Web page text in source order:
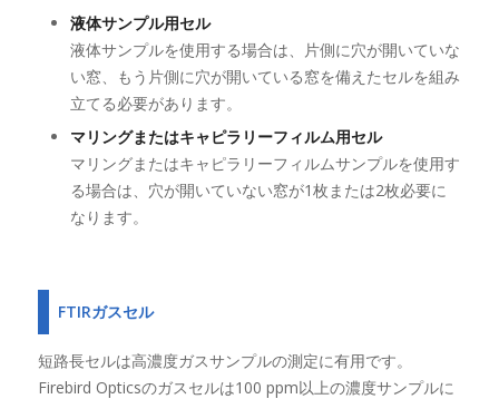
液体サンプル用セル
液体サンプルを使用する場合は、片側に穴が開いていな
い窓、もう片側に穴が開いている窓を備えたセルを組み
立てる必要があります。
マリングまたはキャピラリーフィルム用セル
マリングまたはキャピラリーフィルムサンプルを使用す
る場合は、穴が開いていない窓が1枚または2枚必要に
なります。
FTIRガスセル
短路長セルは高濃度ガスサンプルの測定に有用です。
Firebird Opticsのガスセルは100 ppm以上の濃度サンプルに